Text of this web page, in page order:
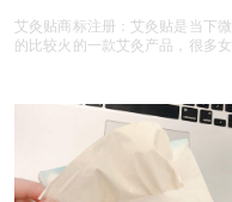
于哪一类？
艾灸贴商标注册：艾灸贴是当下
的比较火的一款艾灸产品，很多女
时随地的艾灸，也没有那么高的
求，只需要贴在相应的穴位上即可
照国家知识产权局商标局的商标分
询得知，艾灸贴商标建议注册第
10、44类别商标！